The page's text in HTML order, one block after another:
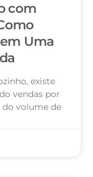
com
Uma
existe
vendas por
volume de